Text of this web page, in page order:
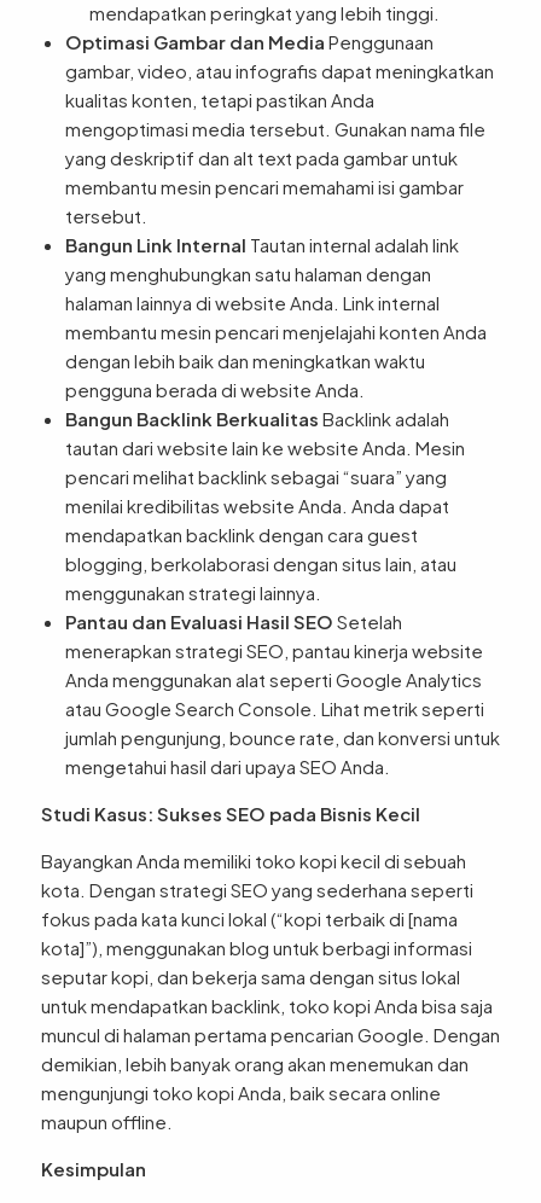
mendapatkan peringkat yang lebih tinggi.
Optimasi Gambar dan Media Penggunaan
gambar, video, atau infografis dapat meningkatkan
kualitas konten, tetapi pastikan Anda
mengoptimasi media tersebut. Gunakan nama file
yang deskriptif dan alt text pada gambar untuk
membantu mesin pencari memahami isi gambar
tersebut.
Bangun Link Internal Tautan internal adalah link
yang menghubungkan satu halaman dengan
halaman lainnya di website Anda. Link internal
membantu mesin pencari menjelajahi konten Anda
dengan lebih baik dan meningkatkan waktu
pengguna berada di website Anda.
Bangun Backlink Berkualitas Backlink adalah
tautan dari website lain ke website Anda. Mesin
pencari melihat backlink sebagai “suara” yang
menilai kredibilitas website Anda. Anda dapat
mendapatkan backlink dengan cara guest
blogging, berkolaborasi dengan situs lain, atau
menggunakan strategi lainnya.
Pantau dan Evaluasi Hasil SEO Setelah
menerapkan strategi SEO, pantau kinerja website
Anda menggunakan alat seperti Google Analytics
atau Google Search Console. Lihat metrik seperti
jumlah pengunjung, bounce rate, dan konversi untuk
mengetahui hasil dari upaya SEO Anda.
Studi Kasus: Sukses SEO pada Bisnis Kecil
Bayangkan Anda memiliki toko kopi kecil di sebuah
kota. Dengan strategi SEO yang sederhana seperti
fokus pada kata kunci lokal (“kopi terbaik di [nama
kota]”), menggunakan blog untuk berbagi informasi
seputar kopi, dan bekerja sama dengan situs lokal
untuk mendapatkan backlink, toko kopi Anda bisa saja
muncul di halaman pertama pencarian Google. Dengan
demikian, lebih banyak orang akan menemukan dan
mengunjungi toko kopi Anda, baik secara online
maupun offline.
Kesimpulan